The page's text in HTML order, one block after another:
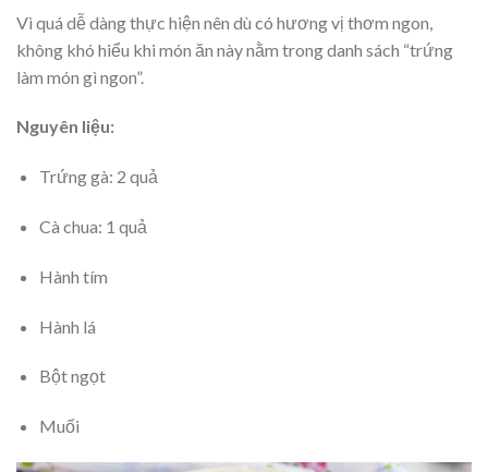
Vì quá dễ dàng thực hiện nên dù có hương vị thơm ngon,
không khó hiểu khi món ăn này nằm trong danh sách “trứng
làm món gì ngon”.
Nguyên liệu:
Trứng gà: 2 quả
Cà chua: 1 quả
Hành tím
Hành lá
Bột ngọt
Muối